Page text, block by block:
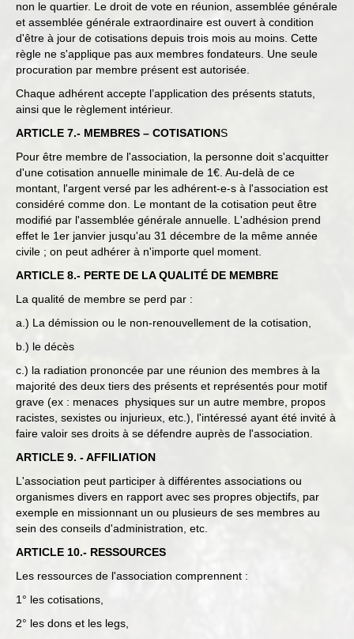
non le quartier. Le droit de vote en réunion, assemblée générale
et assemblée générale extraordinaire est ouvert à condition
d'être à jour de cotisations depuis trois mois au moins. Cette
règle ne s'applique pas aux membres fondateurs. Une seule
procuration par membre présent est autorisée.
Chaque adhérent accepte l’application des présents statuts,
ainsi que le règlement intérieur.
ARTICLE 7.- MEMBRES – COTISATIONS
Pour être membre de l'association, la personne doit s'acquitter
d'une cotisation annuelle minimale de 1€. Au-delà de ce
montant, l'argent versé par les adhérent-e-s à l'association est
considéré comme don. Le montant de la cotisation peut être
modifié par l'assemblée générale annuelle. L'adhésion prend
effet le 1er janvier jusqu'au 31 décembre de la même année
civile ; on peut adhérer à n'importe quel moment.
ARTICLE 8.- PERTE DE LA QUALITÉ DE MEMBRE
La qualité de membre se perd par :
a.) La démission ou le non-renouvellement de la cotisation,
b.) le décès
c.) la radiation prononcée par une réunion des membres à la
majorité des deux tiers des présents et représentés pour motif
grave (ex : menaces physiques sur un autre membre, propos
racistes, sexistes ou injurieux, etc.), l'intéressé ayant été invité à
faire valoir ses droits à se défendre auprès de l'association.
ARTICLE 9. - AFFILIATION
L'association peut participer à différentes associations ou
organismes divers en rapport avec ses propres objectifs, par
exemple en missionnant un ou plusieurs de ses membres au
sein des conseils d'administration, etc.
ARTICLE 10.- RESSOURCES
Les ressources de l'association comprennent :
1° les cotisations,
2° les dons et les legs,